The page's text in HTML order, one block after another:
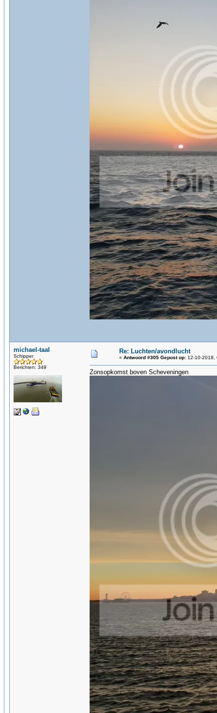
michael-taal
Schipper
Berichten: 349
Re: Luchten/avondlucht
« Antwoord #305 Gepost op: 12-10-2018,
Zonsopkomst boven Scheveningen